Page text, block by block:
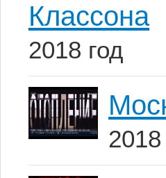
Классона
2018 год
2018